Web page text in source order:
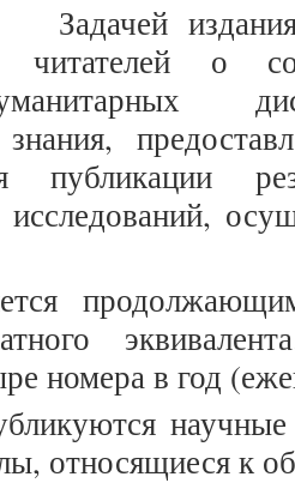
Задачей
читателей о
публикации
исследований,
номера в год
относящиеся к